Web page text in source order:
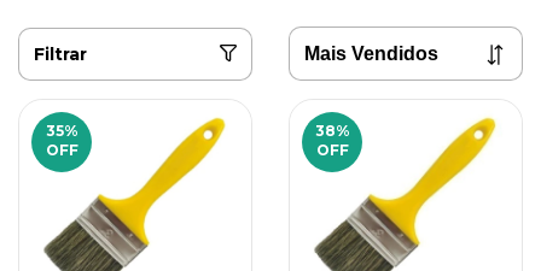
Filtrar
35%
OFF
38%
OFF